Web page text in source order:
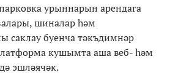
урыннарын арендага
шиналар һәм
саклау буенча тәкъдимнәр
кушымта аша веб- һәм
эшләячәк.